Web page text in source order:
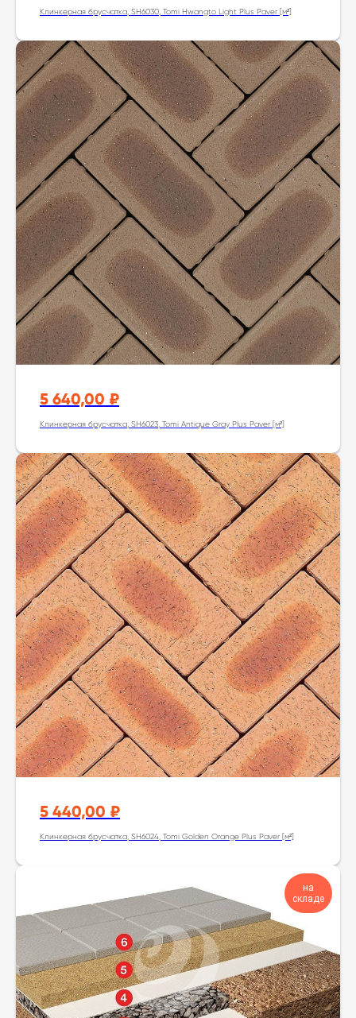
Клинкерная брусчатка, SH6030, Tomi Hwangto Light Plus Paver [м²]
5 640,00 ₽
Клинкерная брусчатка, SH6023, Tomi Antique Gray Plus Paver [м²]
5 440,00 ₽
Клинкерная брусчатка, SH6024, Tomi Golden Orange Plus Paver [м²]
на
складе